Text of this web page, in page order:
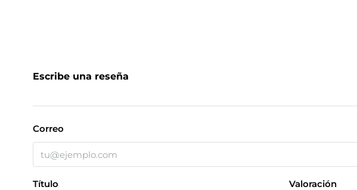
Escribe una reseña
Correo
Título Valoración